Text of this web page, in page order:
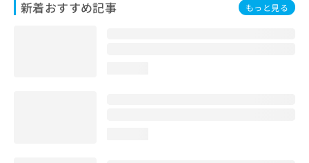
新着おすすめ記事 もっと見る
お